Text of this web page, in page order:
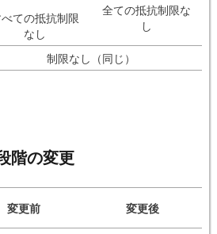
ての抵抗制限
なし
全ての抵抗制限な
し
制限なし（同じ）
階の変更
変更前 変更後